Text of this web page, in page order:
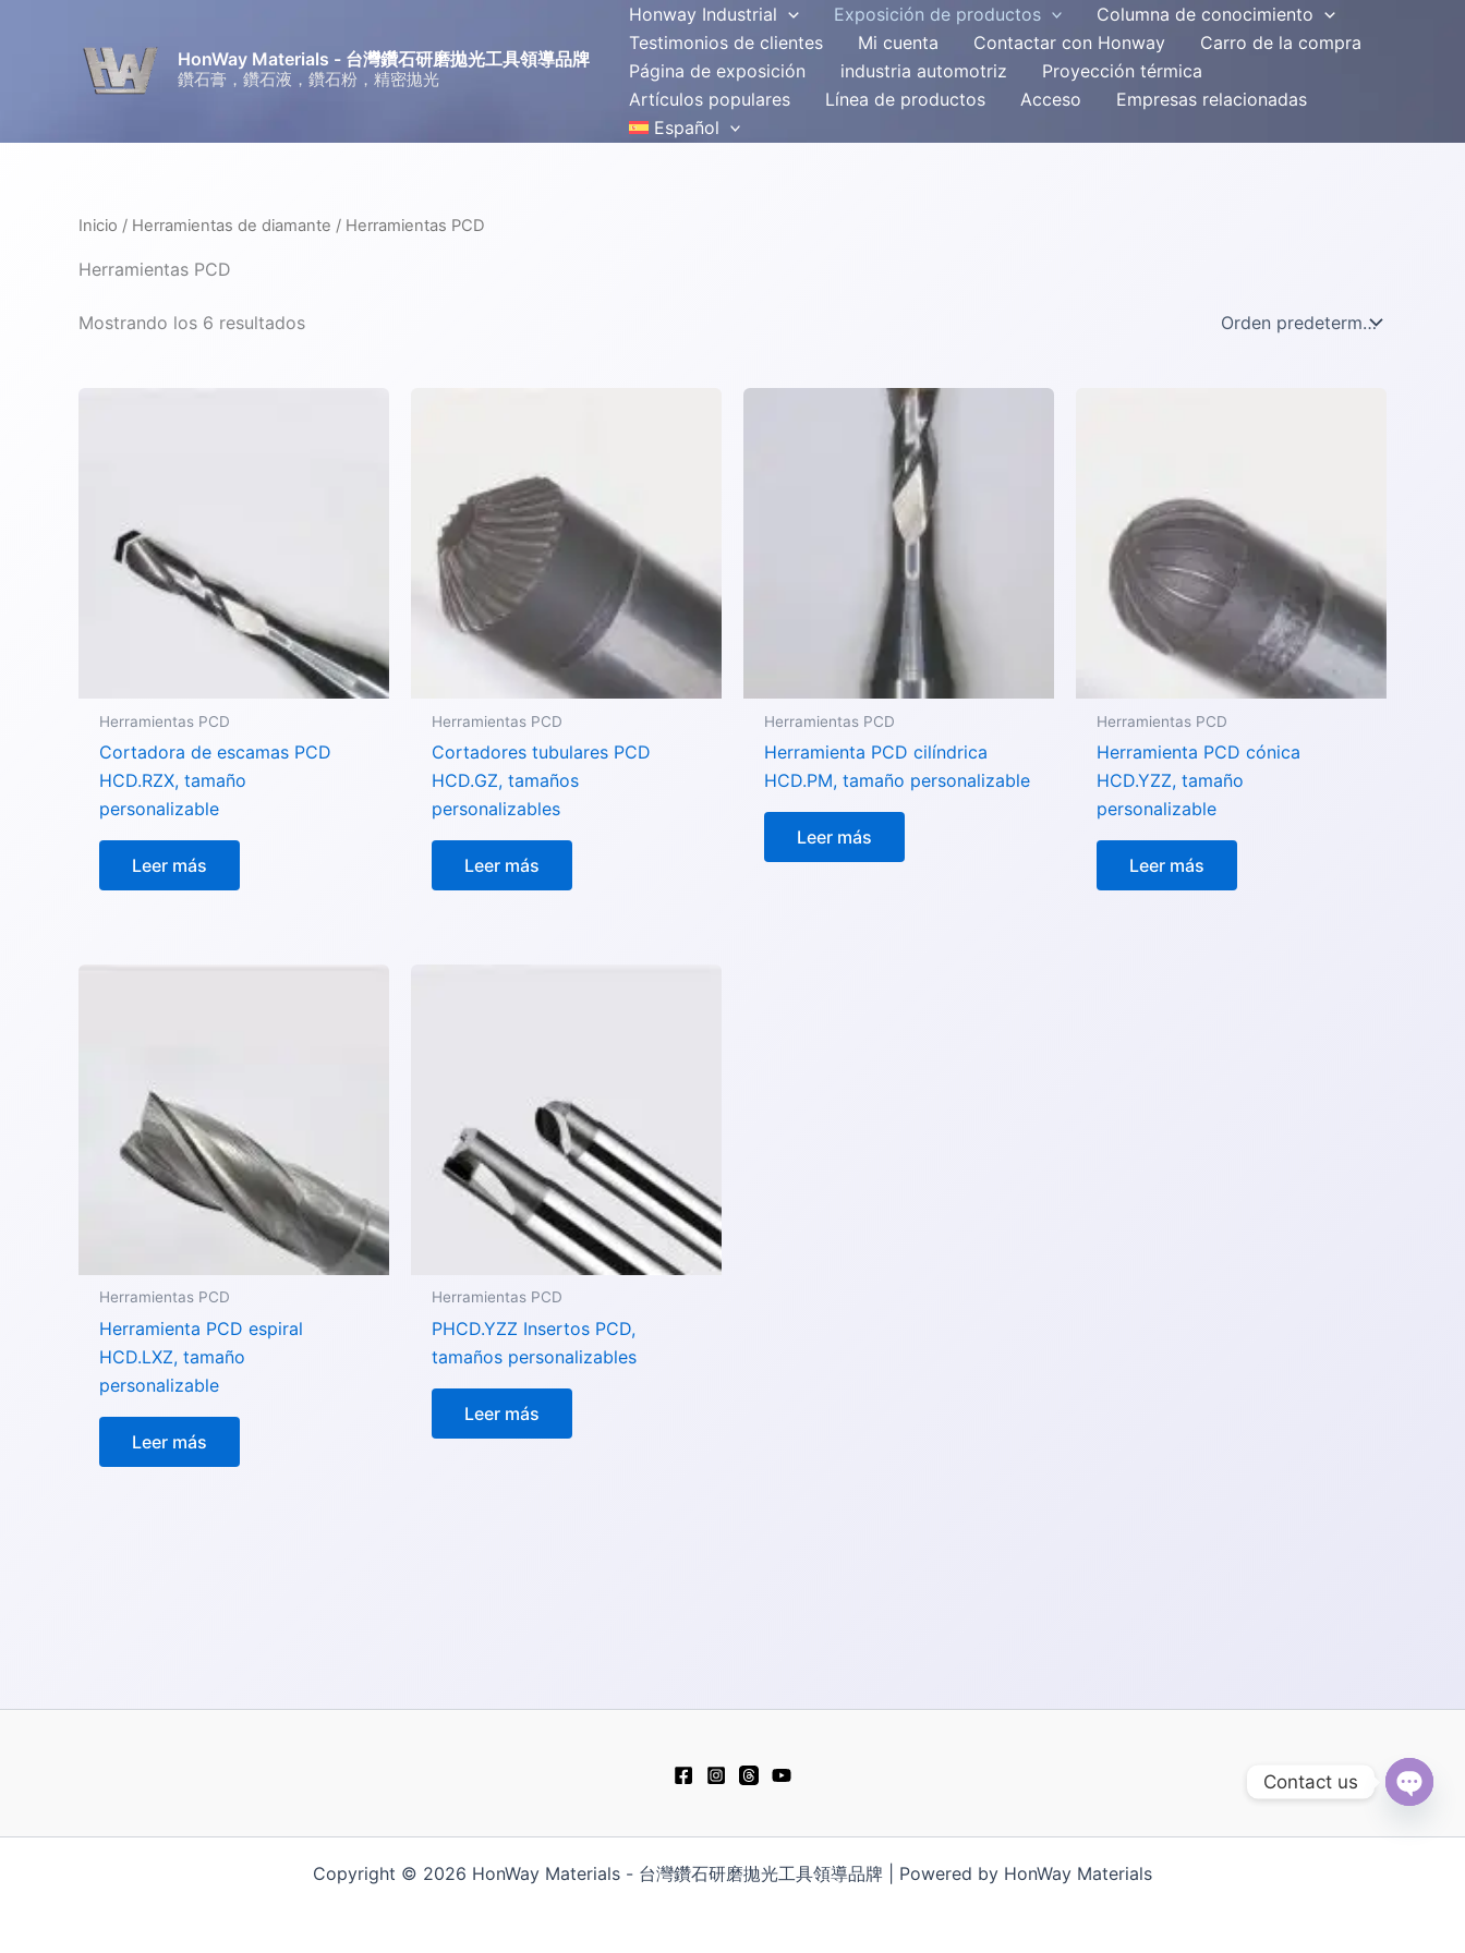
HonWay Materials - 台灣鑽石研磨拋光工具領導品牌
鑽石膏，鑽石液，鑽石粉，精密拋光
Honway Industrial Exposición de productos
Columna de conocimiento
Testimonios de clientes
Mi cuenta Contactar con Honway
Carro de la compra
Página de exposición
industria automotriz
Proyección térmica
Artículos populares
Línea de productos Acceso
Empresas relacionadas
Español
Inicio / Herramientas de diamante / Herramientas PCD
Herramientas PCD
Mostrando los 6 resultados
Herramientas PCD
Cortadora de escamas PCD
HCD.RZX, tamaño
personalizable
Leer más
Herramientas PCD
Cortadores tubulares PCD
HCD.GZ, tamaños
personalizables
Leer más
Herramientas PCD
Herramienta PCD cilíndrica
HCD.PM, tamaño personalizable
Leer más
Herramientas PCD
Herramienta PCD cónica
HCD.YZZ, tamaño
personalizable
Leer más
Herramientas PCD
Herramienta PCD espiral
HCD.LXZ, tamaño
personalizable
Leer más
Herramientas PCD
PHCD.YZZ Insertos PCD,
tamaños personalizables
Leer más
Copyright © 2026 HonWay Materials - 台灣鑽石研磨拋光工具領導品牌 | Powered by HonWay Materials
Contact us
chaty